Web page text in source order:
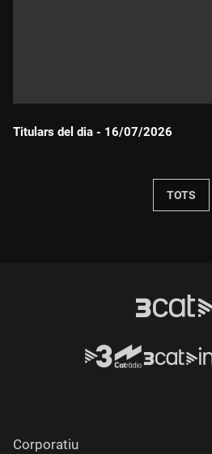
Titulars del dia - 16/07/2026
TOTS
Corporatiu